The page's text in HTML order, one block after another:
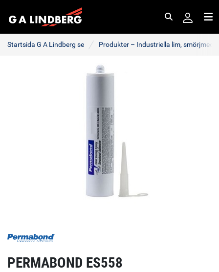
Startsida G A Lindberg se Produkter – Industriella lim,
PERMABOND ES558